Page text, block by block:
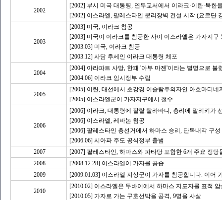
2002
[2002] 부시 미국 대통령, 연두교서에서 이라크·이란·북한
[2002] 이스라엘, 팔레스타인 분리장벽 건설 시작 (요르단
2003
[2003] 미국, 이라크 침공
[2003] 미국이 이라크를 침공한 사이 이스라엘은 가자지
[2003.03] 미국, 이라크 침공
[2003.12] 사담 후세인 이라크 대통령 체포
2004
[2004] 아라파트 사망, 한때 '아부 마젠'이라는 별명으로
[2004.06] 이라크 임시정부 수립
2005
[2005] 이란, 대선에서 초강경 이슬람주의자인 아흐마디네
[2005] 이스라엘군이 가자지구에서 철수
2006
[2006] 이라크, 대통령에 잘랄 탈라바니, 총리에 말리키가
[2006] 이스라엘, 레바논 침공
[2006] 팔레스타인 총선거에서 하마스 승리, 단독내각 구성
[2006.06] 시아파 주도 공식정부 출범
2007
[2007] 팔레스타인, 하마스와 파타당 포함한 6개 주요 정
2008
[2008.12.28] 이스라엘이 가자를 공습
2009
[2009.01.03] 이스라엘 지상군이 가자를 침공합니다. 이어
2010
[2010.02] 이스라엘은 두바이에서 하마스 지도자를 표적 암
[2010.05] 가자로 가는 구호선박을 공격, 9명을 사살